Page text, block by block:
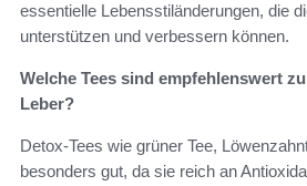
essentielle Lebensstiländerungen, die
unterstützen und verbessern können.
Welche Tees sind empfehlenswert
Leber?
Detox-Tees wie grüner Tee,
besonders gut, da sie reich an